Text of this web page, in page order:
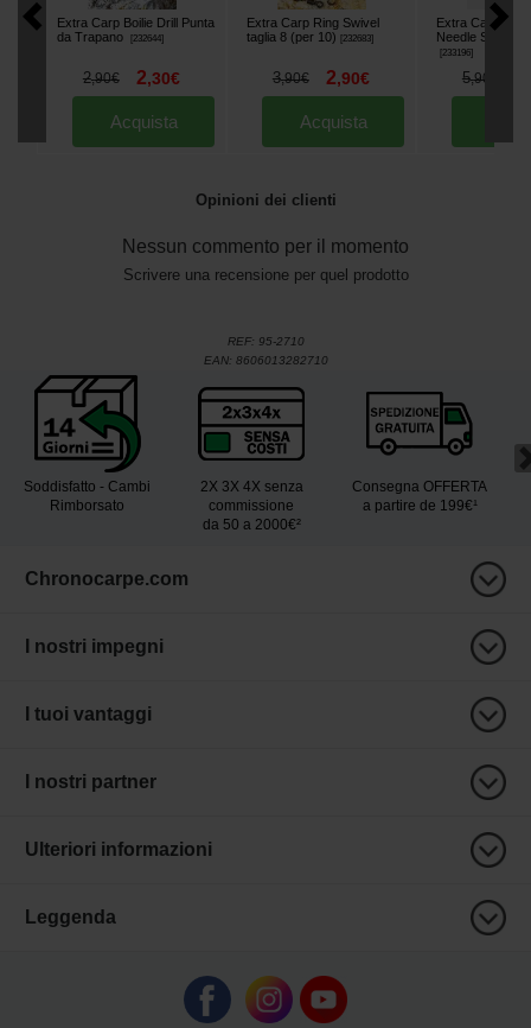
Extra Carp Boilie Drill Punta
da Trapano
[232644]
2,90€ 2,30€
Acquista
Extra Carp Ring Swivel
taglia 8 (per 10)
[232683]
3,90€ 2,90€
Acquista
Extra Carp Fil
Needle Set di
[233196]
5,90
Opinioni dei clienti
Nessun commento per il momento
Scrivere una recensione per quel prodotto
REF: 95-2710
EAN: 8606013282710
Soddisfatto - Cambi
Rimborsato
2X 3X 4X senza
commissione
da 50 a 2000€²
Consegna OFFERTA
a partire de 199€¹
Chronocarpe.com
I nostri impegni
I tuoi vantaggi
I nostri partner
Ulteriori informazioni
Leggenda